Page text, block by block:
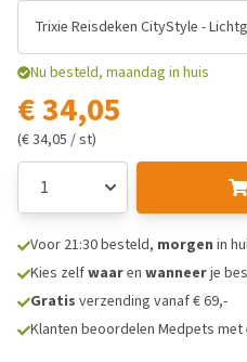
Trixie Reisdeken CityStyle -
Nu besteld, maandag in huis
€ 34,05
(€ 34,05 / st)
Voor 21:30 besteld, morgen in
Kies zelfwaaren wanneerje
Gratis verzending vanaf € 69,-
Klanten beoordelen Medpets met